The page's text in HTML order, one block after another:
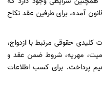
آمده، برای طرفین عقد نکاح
کلیدی حقوقی مرتبط با ازدواج،
مهریه، شروط ضمن عقد و
پرداخت. برای کسب اطلاعات